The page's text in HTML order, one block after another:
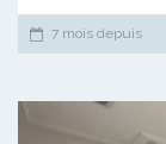
7 mois depuis